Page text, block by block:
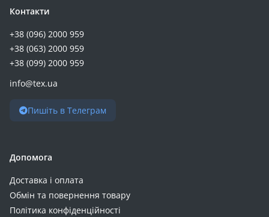
Контакти
+38 (096) 2000 959
+38 (063) 2000 959
+38 (099) 2000 959
info@tex.ua
Пишіть в Телеграм
Допомога
Доставка і оплата
Обмін та повернення товару
Політика конфіденційності